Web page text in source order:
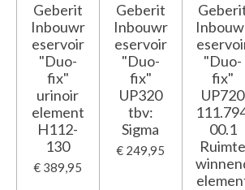
Geberit
Inbouwr
eservoir
"Duo-
fix"
urinoir
element
H112-
130
€ 389,95
Geberit
Inbouwr
eservoir
"Duo-
fix"
UP320
tbv:
Sigma
€ 249,95
"Duo-
fix"
UP720
00.1
Ruimte